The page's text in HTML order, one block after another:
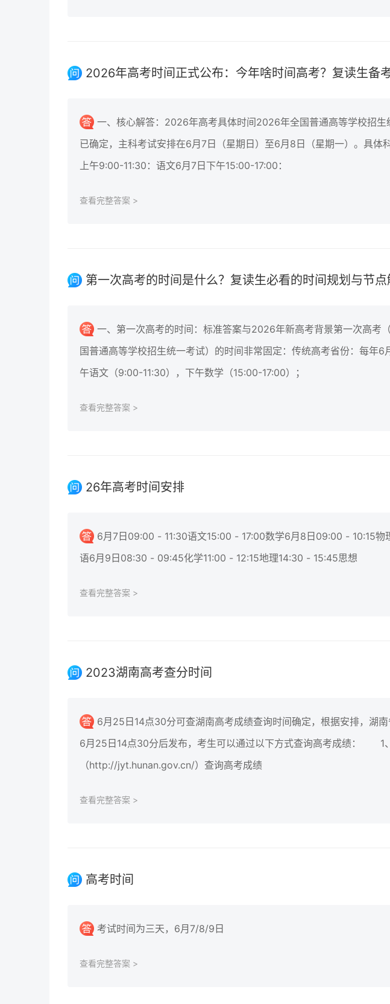
2026年高考时间正式公布：今年啥时间高考？复读生备
一、核心解答：2026年高考具体时间2026年全国普通高等学校招生
已确定，主科考试安排在6月7日（星期日）至6月8日（星期一）。具体
上午9:00-11:30：语文6月7日下午15:00-17:00：
查看完整答案 >
第一次高考的时间是什么？复读生必看的时间规划与节点
一、第一次高考的时间：标准答案与2026年新高考背景第一次高考
国普通高等学校招生统一考试）的时间非常固定：传统高考省份：每年6
午语文（9:00-11:30），下午数学（15:00-17:00）；
查看完整答案 >
26年高考时间安排
6月7日09:00 - 11:30语文15:00 - 17:00数学6月8日09:00 - 10:15物
语6月9日08:30 - 09:45化学11:00 - 12:15地理14:30 - 15:45思想
查看完整答案 >
2023湖南高考查分时间
6月25日14点30分可查湖南高考成绩查询时间确定，根据安排，湖
6月25日14点30分后发布，考生可以通过以下方式查询高考成绩： 1
（http://jyt.hunan.gov.cn/）查询高考成绩
查看完整答案 >
高考时间
考试时间为三天，6月7/8/9日
查看完整答案 >